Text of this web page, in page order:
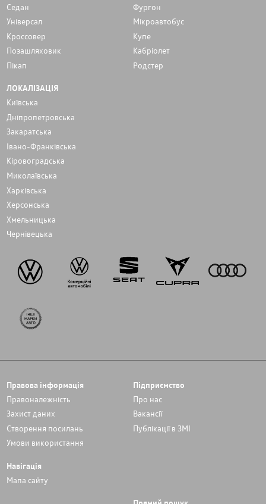
Седан
Фургон
Унiверсал
Мікроавтобус
Кроссовер
Купе
Позашляховик
Кабріолет
Пікап
Родстер
ЛОКАЛІЗАЦІЯ
Київська
Дніпропетровська
Закаратська
Івано-Франківська
Кіровоградська
Миколаївська
Харківська
Херсонська
Хмельницька
Чернівецька
Правова інформація
Правоналежність
Захист даних
Cтворення посилань
Умови використання
Підприємство
Про нас
Вакансії
Публікації в ЗМІ
Навігація
Мапа сайту